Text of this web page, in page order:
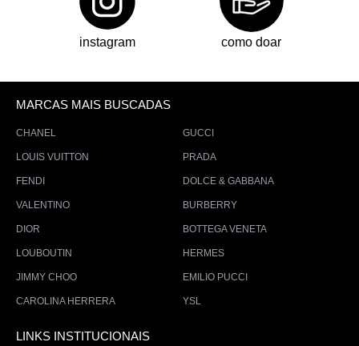
instagram como doar
MARCAS MAIS BUSCADAS
CHANEL GUCCI
LOUIS VUITTON PRADA
FENDI DOLCE & GABBANA
VALENTINO BURBERRY
DIOR BOTTEGA VENETA
LOUBOUTIN HERMES
JIMMY CHOO EMILIO PUCCI
CAROLINA HERRERA YSL
LINKS INSTITUCIONAIS